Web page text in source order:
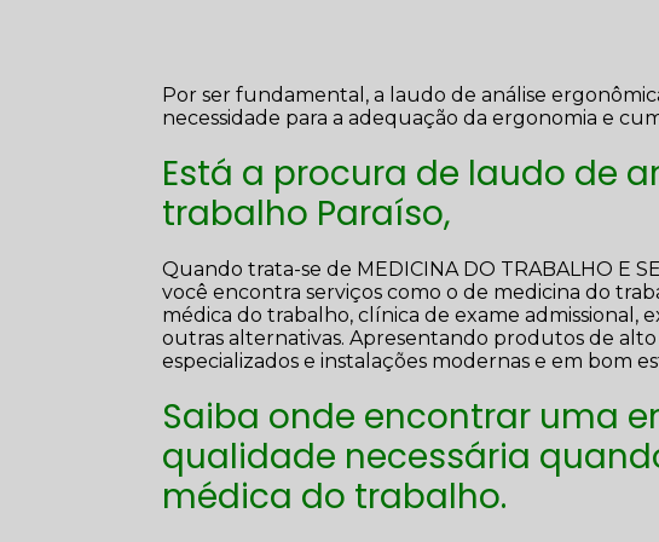
Por ser fundamental, a laudo de análise
necessidade para a adequação da ergonomia e
Está a procura de laudo de
trabalho Paraíso,
Quando trata-se de MEDICINA DO TRABALHO E
você encontra serviços como o de medicina do
médica do trabalho, clínica de exame admissional,
outras alternativas. Apresentando produtos de
especializados e instalações modernas e em bom
Saiba onde encontrar uma
qualidade necessária
médica do trabalho.